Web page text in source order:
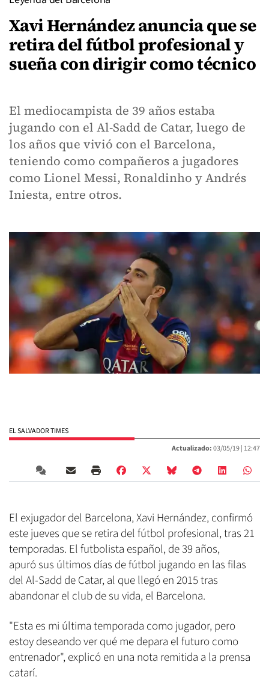
Xavi Hernández anuncia que se
retira del fútbol profesional y
sueña con dirigir como técnico
El mediocampista de 39 años estaba
jugando con el Al-Sadd de Catar, luego de
los años que vivió con el Barcelona,
teniendo como compañeros a jugadores
como Lionel Messi, Ronaldinho y Andrés
Iniesta, entre otros.
EL SALVADOR TIMES
Actualizado:03/05/19 | 12:47
El exjugador del Barcelona, Xavi Hernández, confirmó
este jueves que se retira del fútbol profesional, tras 21
temporadas. El futbolista español, de 39 años,
apuró sus últimos días de fútbol jugando en las filas
del Al-Sadd de Catar, al que llegó en 2015 tras
abandonar el club de su vida, el Barcelona.
"Esta es mi última temporada como jugador, pero
estoy deseando ver qué me depara el futuro como
entrenador", explicó en una nota remitida a la prensa
catarí.